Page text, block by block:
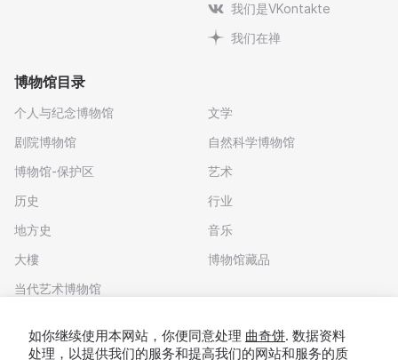
我们是VKontakte
我们在禅
博物馆目录
个人与纪念博物馆
剧院博物馆
博物馆-保护区
历史
地方史
大樓
当代艺术博物馆
文学
自然科学博物馆
艺术
行业
音乐
博物馆藏品
如你继续使用本网站，你便同意处理 曲奇饼. 数据资料
处理，以提供我们的服务和提高我们的网站和服务的质